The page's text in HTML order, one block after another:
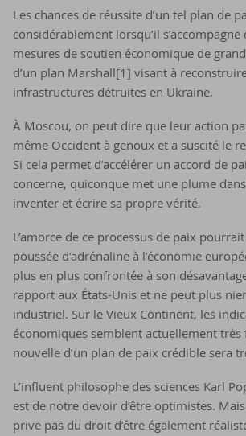
Les chances de réussite d’un tel plan de
considérablement lorsqu’il
mesures de soutien économique de
d’un plan Marshall[1] visant à
infrastructures détruites en Ukraine.
À Moscou, on peut dire que leur action
même Occident à genoux et a suscité le
Si cela permet d’accélérer un accord de
concerne, quiconque met une plume
inventer et écrire sa propre vérité.
L’amorce de ce processus de paix
poussée d’adrénaline à l’économie
plus en plus confrontée à son
rapport aux États-Unis et ne peut plus
industriel. Sur le Vieux Continent, les
économiques semblent actuellement très
nouvelle d’un plan de paix crédible sera
L’influent philosophe des sciences Karl
est de notre devoir d’être optimistes.
prive pas du droit d’être également